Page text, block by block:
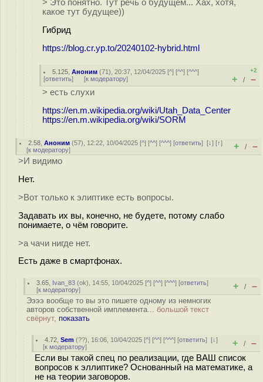
> Это понятно. Тут речь о будущем... Хах, хотя,
какое тут будущее))
Гибрид
https://blog.cr.yp.to/20240102-hybrid.html
5.125 ,Аноним (71), 20:37, 12/04/2025 [^] [^^] [^^^]
[ответить] [к модератору]
+2
+ / –
> есть слухи
https://en.m.wikipedia.org/wiki/Utah_Data_Center
https://en.m.wikipedia.org/wiki/SORM
2.58 ,Аноним (57), 12:22, 10/04/2025 [^] [^^] [^^^] [ответить][↓] [↑]
[к модератору] + / –
>И видимо
Нет.
>Вот только к элиптике есть вопросы.
Задавать их вы, конечно, не будете, потому слабо
понимаете, о чём говорите.
>а чачи нигде нет.
Есть даже в смартфонах.
3.65 Ivan_83 (ok), 14:55, 10/04/2025 [^] [^^] [^^^] [ответить]
[к модератору] + / –
Ээээ вообще то вы это пишете одному из немногих
авторов собственной имплемента... большой текст
свёрнут, показать
4.72 ,Sem (??), 16:06, 10/04/2025 [^] [^^] [^^^] [ответить][↓]
[к модератору] + / –
Если вы такой спец по реализации, где ВАШ список
вопросов к эллиптике? Основанный на математике, а
не на теории заговоров.